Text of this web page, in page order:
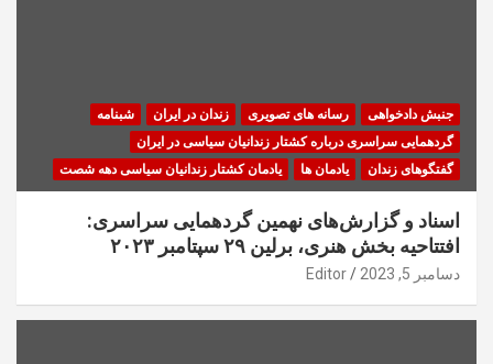
جنبش دادخواهی رسانه های تصویری زندان در ایران
شبنامه
گردهمایی سراسری درباره کشتار زندانیان سیاسی در ایران
گفتگوهای زندان
یادمان ها یادمان کشتار زندانیان سیاسی دهه شصت
اسناد و گزارش‌های نهمین گردهمایی سراسری:
افتتاحیه بخش هنری، برلین ۲۹ سپتامبر ۲۰۲۳
دسامبر 5, 2023 Editor